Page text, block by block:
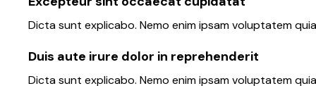
Dicta sunt explicabo. Nemo enim ipsam voluptatem
Duis aute irure dolor in reprehenderit
Dicta sunt explicabo. Nemo enim ipsam voluptatem